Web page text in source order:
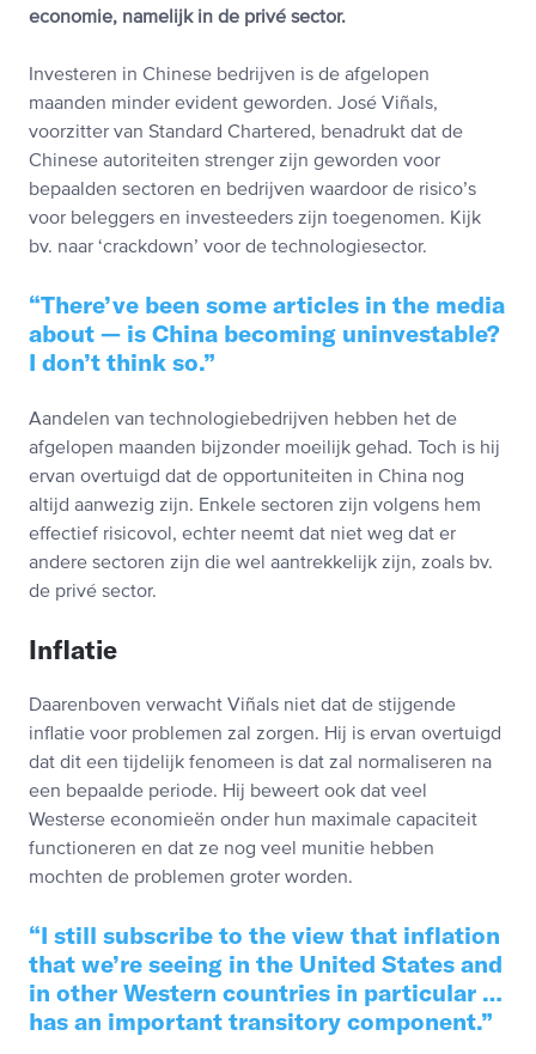
economie, namelijk in de privé sector.
Investeren in Chinese bedrijven is de afgelopen
maanden minder evident geworden. José Viñals,
voorzitter van Standard Chartered, benadrukt dat de
Chinese autoriteiten strenger zijn geworden voor
bepaalden sectoren en bedrijven waardoor de risico’s
voor beleggers en investeeders zijn toegenomen. Kijk
bv. naar ‘crackdown’ voor de technologiesector.
There’ve been some articles in the media
about — is China becoming uninvestable?
I don’t think so.
Aandelen van technologiebedrijven hebben het de
afgelopen maanden bijzonder moeilijk gehad. Toch is hij
ervan overtuigd dat de opportuniteiten in China nog
altijd aanwezig zijn. Enkele sectoren zijn volgens hem
effectief risicovol, echter neemt dat niet weg dat er
andere sectoren zijn die wel aantrekkelijk zijn, zoals bv.
de privé sector.
Inflatie
Daarenboven verwacht Viñals niet dat de stijgende
inflatie voor problemen zal zorgen. Hij is ervan overtuigd
dat dit een tijdelijk fenomeen is dat zal normaliseren na
een bepaalde periode. Hij beweert ook dat veel
Westerse economieën onder hun maximale capaciteit
functioneren en dat ze nog veel munitie hebben
mochten de problemen groter worden.
I still subscribe to the view that inflation
that we’re seeing in the United States and
in other Western countries in particular …
has an important transitory component.